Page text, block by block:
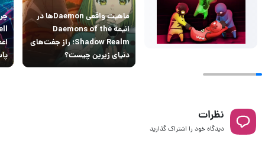
ماهیت واقعی Daemonها در
انیمه Daemons of the
Shadow Realm؛ راز جفت‌های
دنیای زیرین چیست؟
نظرات
دیدگاه خود را اشتراک گذارید